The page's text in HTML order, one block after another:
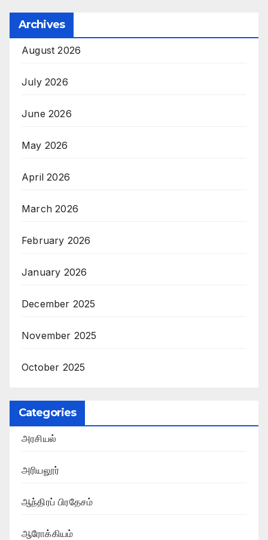
Archives
August 2026
July 2026
June 2026
May 2026
April 2026
March 2026
February 2026
January 2026
December 2025
November 2025
October 2025
Categories
அரசியல்
அரியலூர்
ஆந்திரப் பிரதேசம்
ஆரோக்கியம்